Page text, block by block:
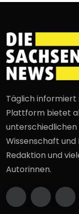
Täglich informiert
Plattform bietet
Wissenschaft und
Redaktion und
Autorinnen.